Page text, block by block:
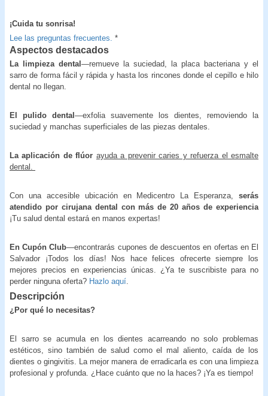
¡Cuida tu sonrisa!
Lee las preguntas frecuentes. *
Aspectos destacados
La limpieza dental —remueve la suciedad, la placa bacteriana y el
sarro de forma fácil y rápida y hasta los rincones donde el cepillo e hilo
dental no llegan.
El pulido dental —exfolia suavemente los dientes, removiendo la
suciedad y manchas superficiales de las piezas dentales.
La aplicación de flúor ayuda a prevenir caries y refuerza el esmalte
dental.
Con una accesible ubicación en Medicentro La Esperanza, serás
atendido por cirujana dental con más de 20 años de experiencia
¡Tu salud dental estará en manos expertas!
En Cupón Club—encontrarás cupones de descuentos en ofertas en El
Salvador ¡Todos los días! Nos hace felices ofrecerte siempre los
mejores precios en experiencias únicas. ¿Ya te suscribiste para no
perder ninguna oferta? Hazlo aquí
Descripción
¿Por qué lo necesitas?
El sarro se acumula en los dientes acarreando no solo problemas
estéticos, sino también de salud como el mal aliento, caída de los
dientes o gingivitis. La mejor manera de erradicarla es con una limpieza
profesional y profunda. ¿Hace cuánto que no la haces? ¡Ya es tiempo!